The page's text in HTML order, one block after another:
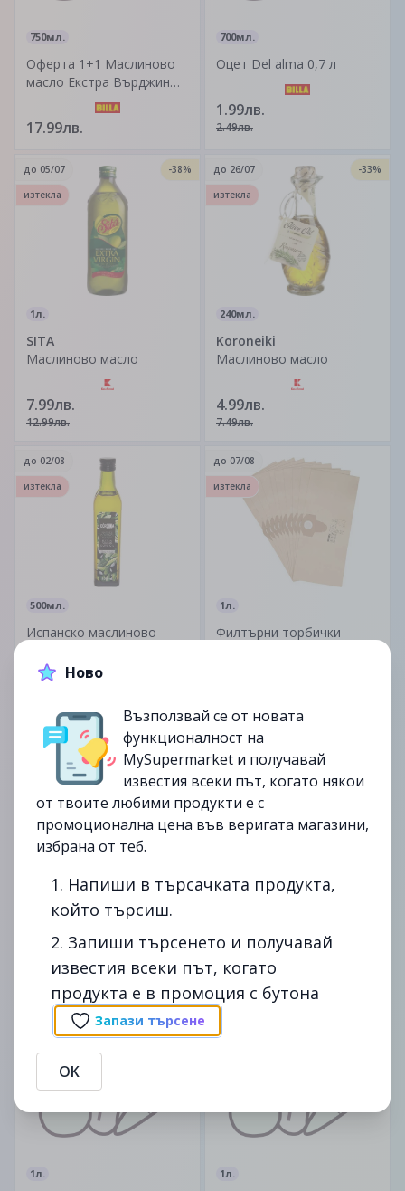
750мл.
Оферта 1+1 Маслиново
масло Екстра Върджин
Costa D'Oro 750 мл Цена
за 1 бр. - 17,99 Цена за 2
бр. - 17,99 Купи 2 бр.
масло Екстра Върджин
Costa D'Oro на цената на
1 бр.
17.99лв.
700мл.
Оцет Del alma 0,7 л
1.99лв.
2.49лв.
1л.
SITA
Маслиново масло
7.99лв.
12.99лв.
до 05/07
-38%
изтекла
240мл.
Koroneiki
Маслиново масло
4.99лв.
7.49лв.
до 26/07
-33%
изтекла
500мл.
Испанско маслиново
до 02/08
изтекла
1л.
Филтърни торбички
до 07/08
изтекла
Veda
Плодов оцет от къпина
1.99лв.
09/08
-20%
2л.
България
3.69лв.
4.79лв.
до12/08
изтекла
1л.
изтекла
1л.
Ново
Възползвай се от новата
функционалност на
MySupermarket и получавай
известия всеки път, когато някои
от твоите любими продукти е с
промоционална цена във веригата магазини,
избрана от теб.
1. Напиши в търсачката продукта,
който търсиш.
2. Запиши търсенето и получавай
известия всеки път, когато
продукта е в промоция с бутона
Запази търсене
OK